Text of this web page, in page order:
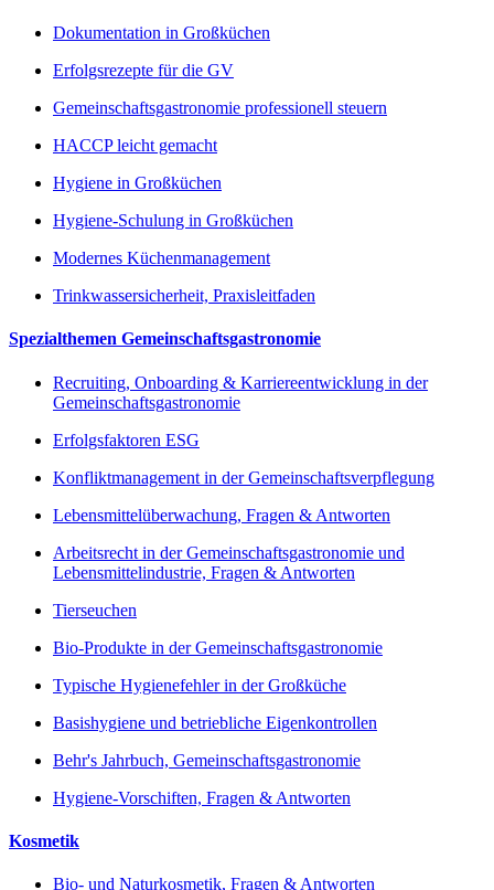
Dokumentation in Großküchen
Erfolgsrezepte für die GV
Gemeinschaftsgastronomie professionell steuern
HACCP leicht gemacht
Hygiene in Großküchen
Hygiene-Schulung in Großküchen
Modernes Küchenmanagement
Trinkwassersicherheit, Praxisleitfaden
Spezialthemen Gemeinschaftsgastronomie
Recruiting, Onboarding & Karriereentwicklung in der
Gemeinschaftsgastronomie
Erfolgsfaktoren ESG
Konfliktmanagement in der Gemeinschaftsverpflegung
Lebensmittelüberwachung, Fragen & Antworten
Arbeitsrecht in der Gemeinschaftsgastronomie und
Lebensmittelindustrie, Fragen & Antworten
Tierseuchen
Bio-Produkte in der Gemeinschaftsgastronomie
Typische Hygienefehler in der Großküche
Basishygiene und betriebliche Eigenkontrollen
Behr's Jahrbuch, Gemeinschaftsgastronomie
Hygiene-Vorschiften, Fragen & Antworten
Kosmetik
Bio- und Naturkosmetik, Fragen & Antworten